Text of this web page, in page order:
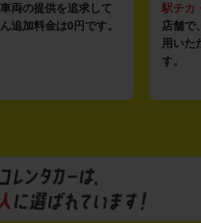
両の提供を追求して
追加料金は0円です。
駅チカ
店舗で
用いた
す。